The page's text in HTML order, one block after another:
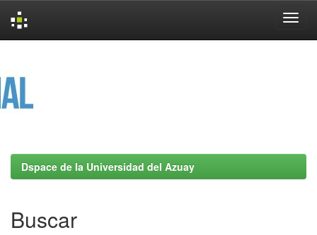
Dspace de la Universidad del Azuay
Buscar